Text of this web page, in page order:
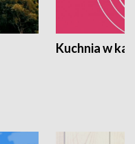
Kuchnia w